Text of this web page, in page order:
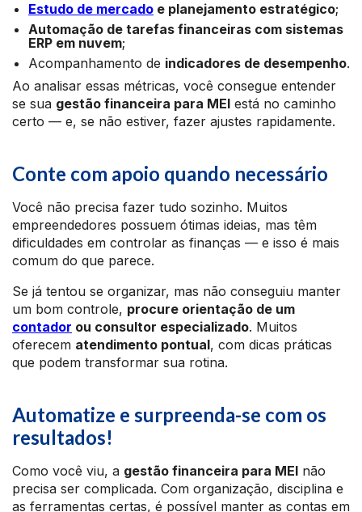
Estudo de mercado e planejamento estratégico;
Automação de tarefas financeiras com sistemas
ERP em nuvem;
Acompanhamento de indicadores de desempenho.
Ao analisar essas métricas, você consegue entender
se sua gestão financeira para MEI está no caminho
certo — e, se não estiver, fazer ajustes rapidamente.
Conte com apoio quando necessário
Você não precisa fazer tudo sozinho. Muitos
empreendedores possuem ótimas ideias, mas têm
dificuldades em controlar as finanças — e isso é mais
comum do que parece.
Se já tentou se organizar, mas não conseguiu manter
um bom controle, procure orientação de um
contador ou consultor especializado. Muitos
oferecem atendimento pontual, com dicas práticas
que podem transformar sua rotina.
Automatize e surpreenda-se com os
resultados!
Como você viu, a gestão financeira para MEI não
precisa ser complicada. Com organização, disciplina e
as ferramentas certas, é possível manter as contas em